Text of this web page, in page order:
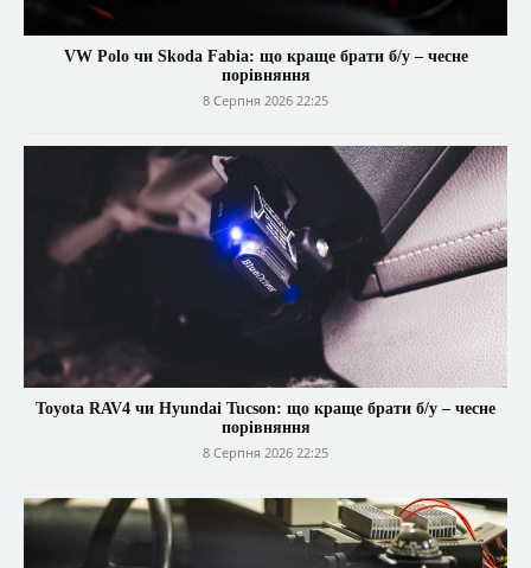
VW Polo чи Skoda Fabia: що краще брати б/у – чесне
порівняння
8 Серпня 2026 22:25
Toyota RAV4 чи Hyundai Tucson: що краще брати б/у – чесне
порівняння
8 Серпня 2026 22:25